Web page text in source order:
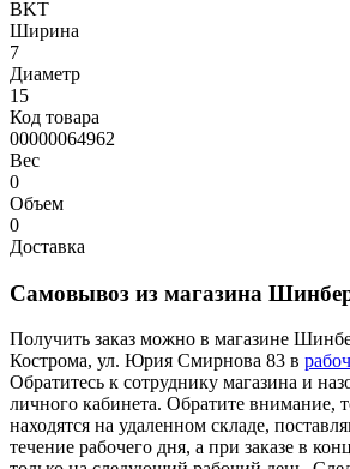
BKT
Ширина
7
Диаметр
15
Код товара
00000064962
Вес
0
Объем
0
Доставка
Самовывоз из магазина
Получить заказ можно в магазине
Кострома, ул. Юрия Смирнова 83 в
Обратитесь к сотруднику магазина и
личного кабинета. Обратите внимание,
находятся на удаленном складе,
течение рабочего дня, а при заказе в